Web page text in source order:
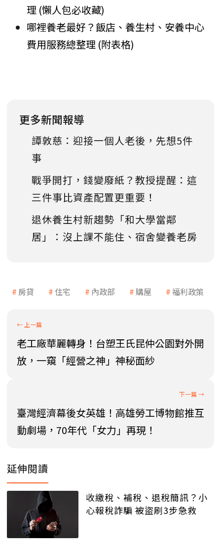
理 (懶人包必收藏)
哪裡養老最好？飯店、養生村、安養中心
費用服務總整理 (附表格)
更多新聞報導
譚敦慈：迎接一個人老後，先想5件
事
戰爭開打，錢變廢紙？教授提醒：這
三件事比資產配置更重要！
退休養生村新趨勢「和大學當鄰
居」：沒上課不能住、宿舍變養老房
房貸 住宅 內政部 購屋 福利政策
老工廠華麗轉身！台塑王氏昆仲公園對外開
放，一窺「經營之神」神秘面紗
臺灣經濟幕後女英雄！高雄勞工博物館推互
動劇場，70年代「女力」再現！
延伸閱讀
收繳稅、補稅、退稅簡訊？小
心報稅詐騙 被盜刷3步急救